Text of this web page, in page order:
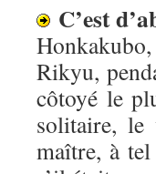
C’est
Rikyu,
côtoyé le
solitaire, le
maître, à